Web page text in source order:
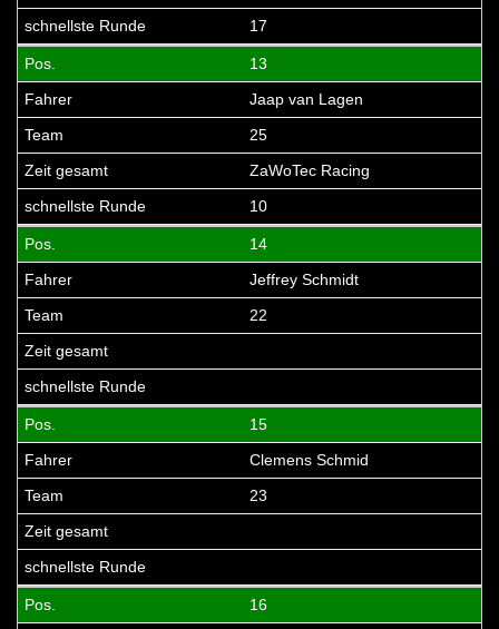
17
13
Jaap van Lagen
25
ZaWoTec Racing
10
14
Jeffrey Schmidt
22
15
Clemens Schmid
23
16